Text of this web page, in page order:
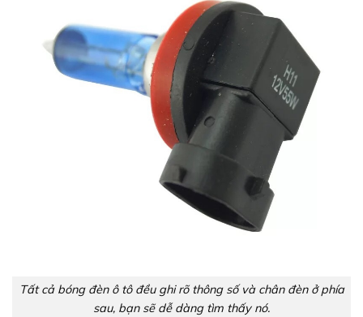
Tất cả bóng đèn ô tô đều ghi rõ thông số và chân đèn ở phía
sau, bạn sẽ dễ dàng tìm thấy nó.